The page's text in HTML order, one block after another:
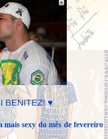
BENITEZ!♥
sexy do mês de fevereiro